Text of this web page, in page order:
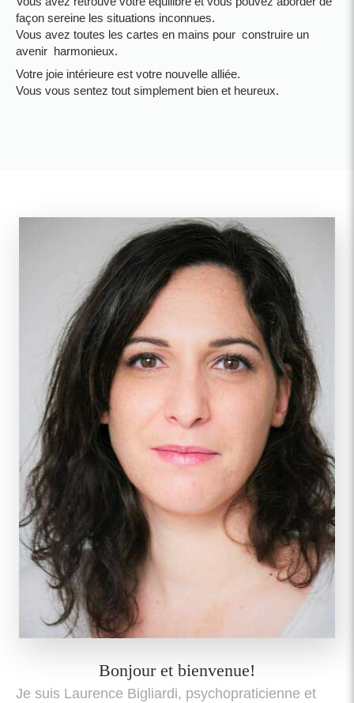
façon sereine les situations inconnues.
Vous avez toutes les cartes en mains pour construire un
avenir harmonieux.
Votre joie intérieure est votre nouvelle alliée.
Vous vous sentez tout simplement bien et heureux.
Bonjour et bienvenue!
Je suis Laurence Bigliardi, psychopraticienne et